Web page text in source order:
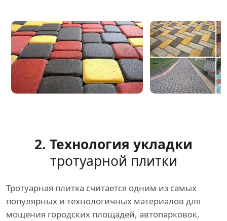
2. Технология укладки
тротуарной плитки
Тротуарная плитка считается одним из самых
популярных и технологичных материалов для
мощения городских площадей, автопарковок,